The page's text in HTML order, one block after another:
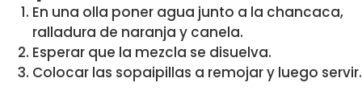
En una olla poner agua junto a la chancaca,
ralladura de naranja y canela.
Esperar que la mezcla se disuelva.
Colocar las sopaipillas a remojar y luego servir.